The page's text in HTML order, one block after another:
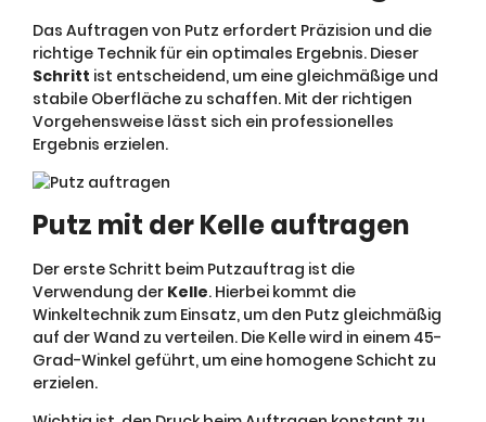
Das Auftragen von Putz erfordert Präzision und die
richtige Technik für ein optimales Ergebnis. Dieser
Schritt ist entscheidend, um eine gleichmäßige und
stabile Oberfläche zu schaffen. Mit der richtigen
Vorgehensweise lässt sich ein professionelles
Ergebnis erzielen.
Putz mit der Kelle auftragen
Der erste Schritt beim Putzauftrag ist die
Verwendung der Kelle. Hierbei kommt die
Winkeltechnik zum Einsatz, um den Putz gleichmäßig
auf der Wand zu verteilen. Die Kelle wird in einem 45-
Grad-Winkel geführt, um eine homogene Schicht zu
erzielen.